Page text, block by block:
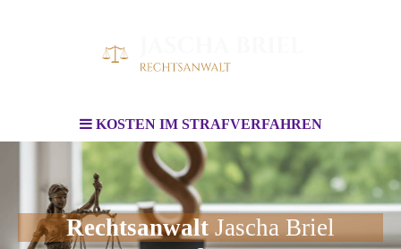
KOSTEN IM STRAFVERFAHREN
Rechtsanwalt Jascha Briel